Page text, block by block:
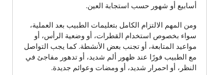
أسابيع أو شهور حسب استجابة العين.
ومن المهم الالتزام الكامل بتعليمات الطبيب بعد العملية،
سواء بخصوص استخدام القطرات، أو وضعية الرأس، أو
مواعيد المتابعة، أو تجنب بعض الأنشطة. كما يجب التواصل
مع الطبيب فورًا عند ظهور ألم شديد، أو تدهور مفاجئ في
النظر، أو احمرار شديد، أو ومضات وعوائم جديدة.